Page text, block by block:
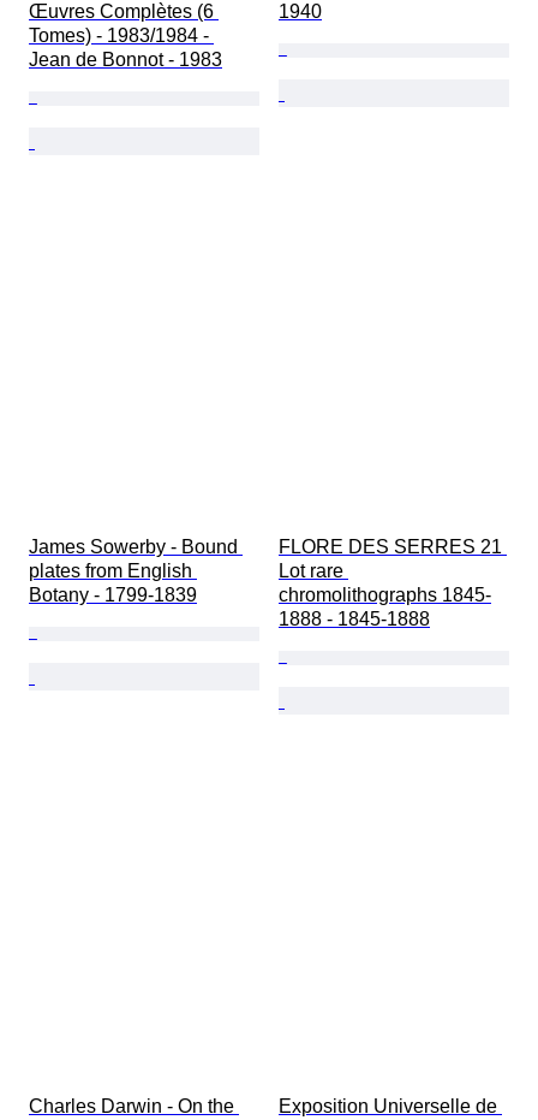
Œuvres Complètes (6
Tomes) - 1983/1984 -
Jean de Bonnot - 1983
1940
James Sowerby - Bound
plates from English
Botany - 1799-1839
FLORE DES SERRES 21
Lot rare
chromolithographs 1845-
1888 - 1845-1888
Charles Darwin - On the Exposition Universelle de